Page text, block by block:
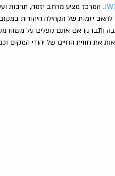
המרכז מציע מרחב יזמה, תרבות
יזמות של הקהילה היהודית
ותבדקו אם אתם נופלים על משהו
את חווית החיים של יהודי המקום